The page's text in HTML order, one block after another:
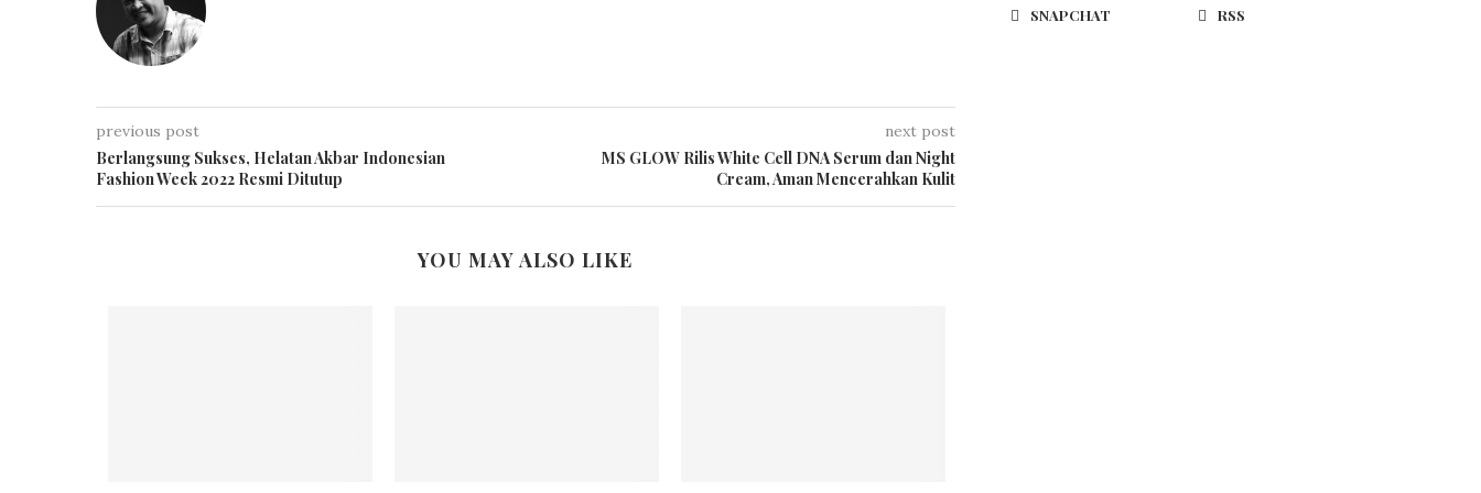
previous post
Berlangsung Sukses, Helatan Akbar Indonesian
Fashion Week 2022 Resmi Ditutup
next post
MS GLOW Rilis White Cell DNA Serum dan Night
Cream, Aman Mencerahkan Kulit
YOU MAY ALSO LIKE
SNAPCHAT RSS